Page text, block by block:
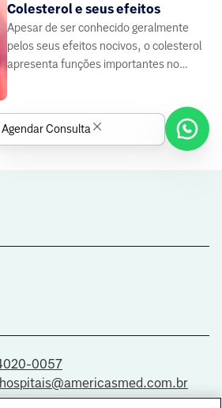
Colesterol e seus efeitos
Apesar de ser conhecido geralmente
pelos seus efeitos nocivos, o colesterol
apresenta funções importantes no
0057
Agendar Consulta